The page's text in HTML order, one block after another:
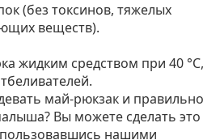
(без токсинов, тяжелых
веществ).
жидким средством при 40 °С,
май-рюкзак и правильно
Вы можете сделать это
нашими